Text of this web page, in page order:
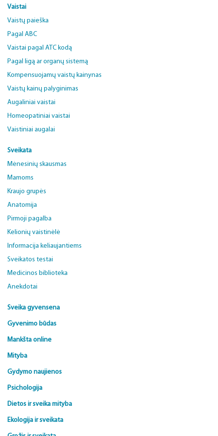
Vaistai
Vaistų paieška
Pagal ABC
Vaistai pagal ATC kodą
Pagal ligą ar organų sistemą
Kompensuojamų vaistų kainynas
Vaistų kainų palyginimas
Augaliniai vaistai
Homeopatiniai vaistai
Vaistiniai augalai
Sveikata
Mėnesinių skausmas
Mamoms
Kraujo grupės
Anatomija
Pirmoji pagalba
Kelionių vaistinėlė
Informacija keliaujantiems
Sveikatos testai
Medicinos biblioteka
Anekdotai
Sveika gyvensena
Gyvenimo būdas
Mankšta online
Mityba
Gydymo naujienos
Psichologija
Dietos ir sveika mityba
Ekologija ir sveikata